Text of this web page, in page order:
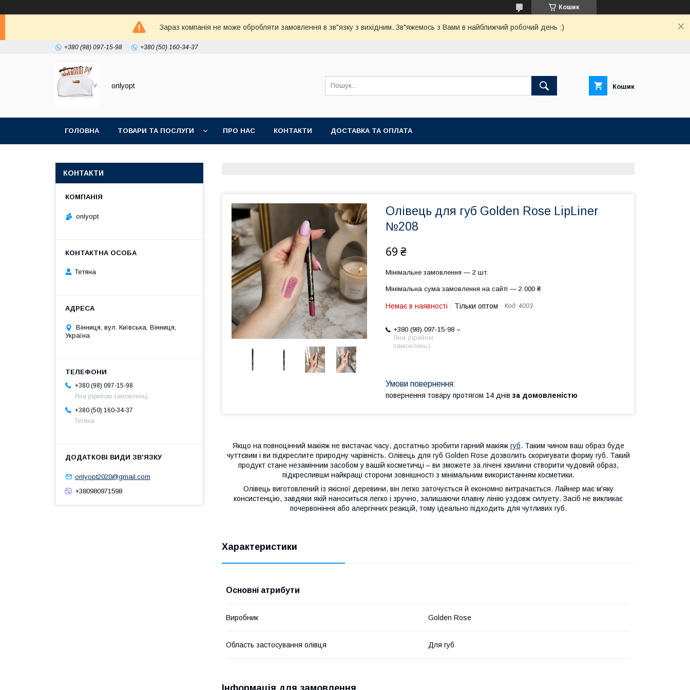
Кошик
Зараз компанія не може обробляти замовлення в зв"язку з вихідним. Зв"яжемось з Вами в найближчий робочий день :)
+380 (98) 097-15-98 +380 (50) 160-34-37
onlyopt Кошик
ГОЛОВНА ТОВАРИ ТА ПОСЛУГИ ПРО НАС КОНТАКТИ ДОСТАВКА ТА ОПЛАТА
Олівець для губ Golden Rose LipLiner
№208
69 ₴
Мінімальне замовлення — 2 шт.
Мінімальна сума замовлення на сайті — 2 000 ₴
Немає в наявності Тільки оптом Код: 4003
+380 (98) 097-15-98
Яна (прийом
замовлень)
повернення товару протягом 14 днів за домовленістю
Якщо на повноцінний макіяж не вистачає часу, достатньо зробити гарний макіяж губ. Таким чином ваш образ буде
чуттєвим і ви підкреслите природну чарівність. Олівець для губ Golden Rose дозволить скоригувати форму губ. Такий
продукт стане незамінним засобом у вашій косметичці – ви зможете за лічені хвилини створити чудовий образ,
підкресливши найкращі сторони зовнішності з мінімальним використанням косметики.
Олівець виготовлений із якісної деревини, він легко заточується й економно витрачається. Лайнер має м'яку
консистенцію, завдяки якій наноситься легко і зручно, залишаючи плавну лінію уздовж силуету. Засіб не викликає
почервоніння або алергічних реакцій, тому ідеально підходить для чутливих губ.
Характеристики
Основні атрибути
Виробник Golden Rose
Область застосування олівця Для губ
КОНТАКТИ
onlyopt
Тетяна
Вінниця, вул. Київська, Вінниця,
Україна
+380 (98) 097-15-98
Яна (прийом замовлень)
+380 (50) 160-34-37
Тетяна
onlyopt2020@gmail.com
+380980971598